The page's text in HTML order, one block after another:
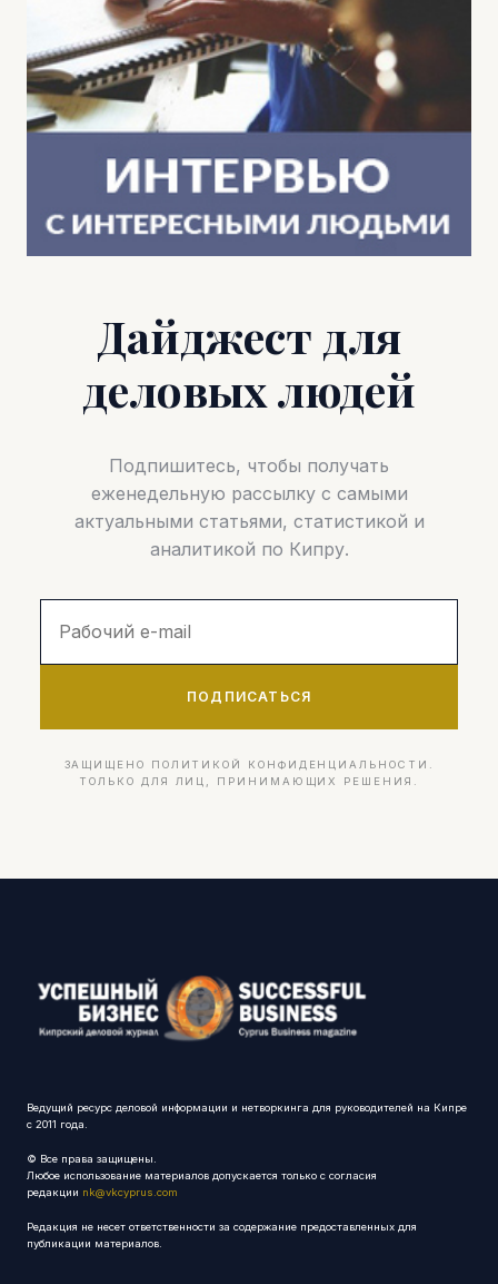
Дайджест для
деловых людей
Подпишитесь, чтобы получать
еженедельную рассылку с самыми
актуальными статьями, статистикой и
аналитикой по Кипру.
ПОДПИСАТЬСЯ
ЗАЩИЩЕНО ПОЛИТИКОЙ КОНФИДЕНЦИАЛЬНОСТИ.
ТОЛЬКО ДЛЯ ЛИЦ, ПРИНИМАЮЩИХ РЕШЕНИЯ.
Ведущий ресурс деловой информации и нетворкинга для руководителей на Кипре
с 2011 года.
© Все права защищены.
Любое использование материалов допускается только с согласия
редакции nk@vkcyprus.com
Редакция не несет ответственности за содержание предоставленных для
публикации материалов.